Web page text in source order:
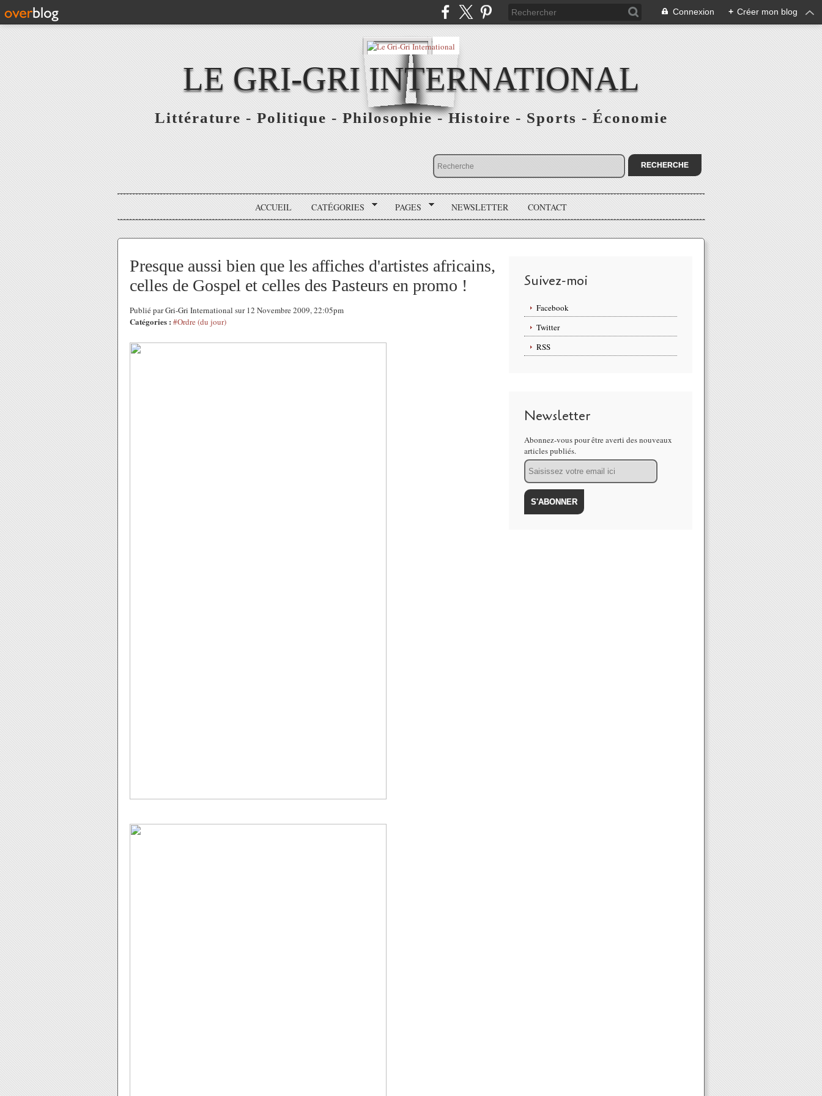
Connexion + Créer mon blog
LE GRI-GRI INTERNATIONAL
Littérature - Politique - Philosophie - Histoire - Sports - Économie
ACCUEIL CATÉGORIES PAGES NEWSLETTER CONTACT
Presque aussi bien que les affiches d'artistes africains,
celles de Gospel et celles des Pasteurs en promo !
Publié par Gri-Gri International sur 12 Novembre 2009, 22:05pm
Catégories : #Ordre (du jour)
Suivez-moi
Facebook
Twitter
RSS
Newsletter
Abonnez-vous pour être averti des nouveaux
articles publiés.
Email